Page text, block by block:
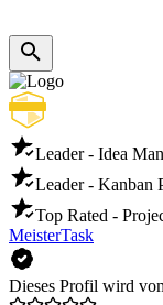
Leader - Idea
Leader - Kanban
Top Rated -
MeisterTask
Dieses Profil wird